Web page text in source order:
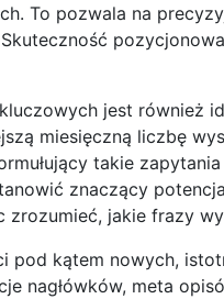
To pozwala na
jest również
miesięczną liczbę
takie
znaczący
jakie frazy
kątem nowych,
nagłówków, meta